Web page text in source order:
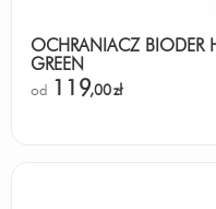
OCHRANIACZ BIODER
GREEN
od 119,00zł